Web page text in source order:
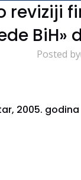
reviziji
BiH»
Posted by
2005. godina